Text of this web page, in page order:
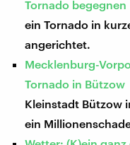
Tornado begegnen
ein Tornado in
angerichtet.
Mecklenburg-
Tornado in Bützow
Kleinstadt Bützow
ein